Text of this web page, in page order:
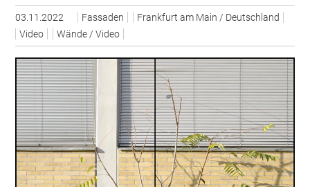
03.11.2022 Fassaden
Frankfurt am Main / Deutschland
Video
Wände / Video